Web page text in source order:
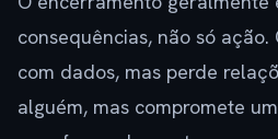
consequências, não só
com dados, mas perde
alguém, mas compromete